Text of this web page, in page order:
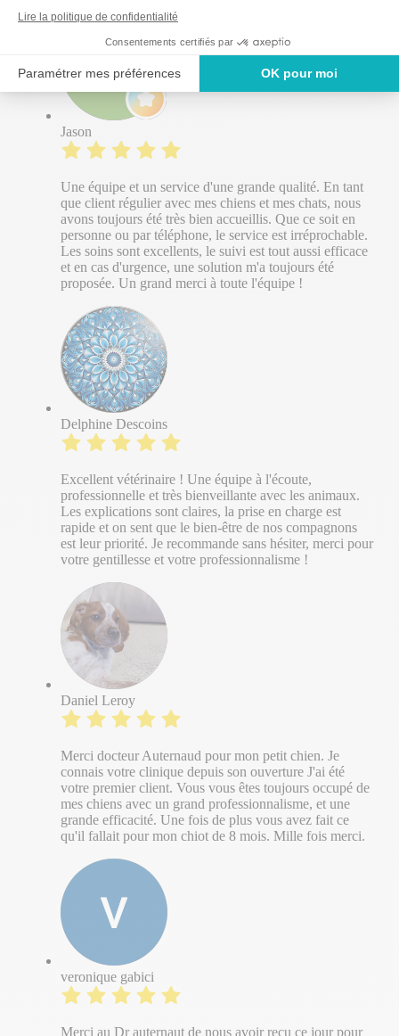
Jason
Une équipe et un service d'une grande qualité. En tant
que client régulier avec mes chiens et mes chats, nous
avons toujours été très bien accueillis. Que ce soit en
personne ou par téléphone, le service est irréprochable.
Les soins sont excellents, le suivi est tout aussi efficace
et en cas d'urgence, une solution m'a toujours été
proposée. Un grand merci à toute l'équipe !
Delphine Descoins
Excellent vétérinaire ! Une équipe à l'écoute,
professionnelle et très bienveillante avec les animaux.
Les explications sont claires, la prise en charge est
rapide et on sent que le bien-être de nos compagnons
est leur priorité. Je recommande sans hésiter, merci pour
votre gentillesse et votre professionnalisme !
Daniel Leroy
Merci docteur Auternaud pour mon petit chien. Je
connais votre clinique depuis son ouverture J'ai été
votre premier client. Vous vous êtes toujours occupé de
mes chiens avec un grand professionnalisme, et une
grande efficacité. Une fois de plus vous avez fait ce
qu'il fallait pour mon chiot de 8 mois. Mille fois merci.
veronique gabici
Merci au Dr auternaut de nous avoir reçu ce jour pour